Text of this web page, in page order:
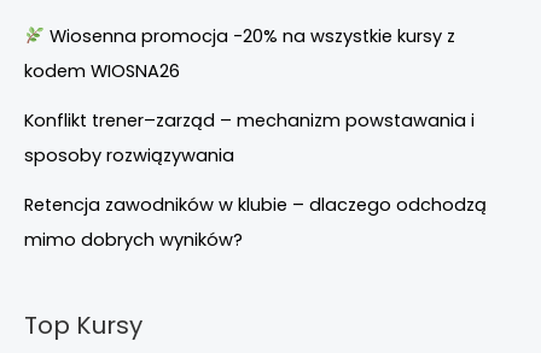
Wiosenna promocja -20% na wszystkie kursy z
kodem WIOSNA26
Konflikt trener–zarząd – mechanizm powstawania i
sposoby rozwiązywania
Retencja zawodników w klubie – dlaczego odchodzą
mimo dobrych wyników?
Top Kursy